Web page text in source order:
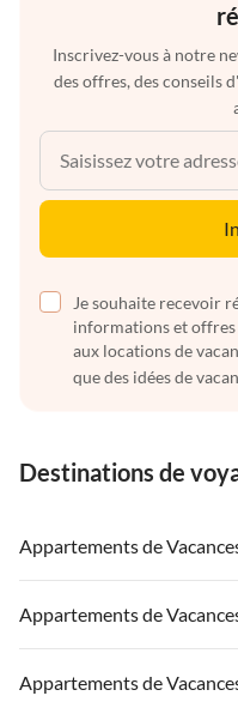
Inscrivez-vous à notre
des offres, des conseils
Je souhaite recevoir
informations et offres
aux locations de
que des idées de
Destinations de
Appartements de
Appartements de Vacances à
Appartements de Vacances à
Appartements de Vacances à
Appartements de
Appartements de Vacances à
Appartements de